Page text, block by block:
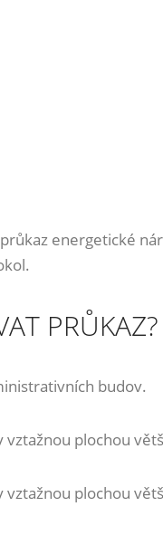
energetické
PRŮKAZ?
budov.
plochou
plochou